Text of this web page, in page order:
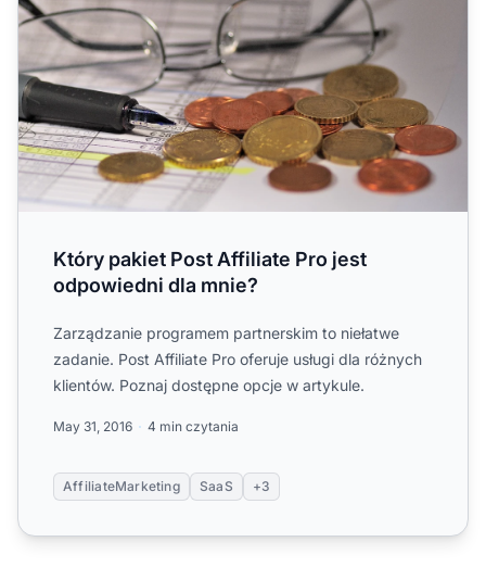
Który pakiet Post Affiliate Pro jest
odpowiedni dla mnie?
Zarządzanie programem partnerskim to niełatwe
zadanie. Post Affiliate Pro oferuje usługi dla różnych
klientów. Poznaj dostępne opcje w artykule.
May 31, 2016 4 min czytania
AffiliateMarketing SaaS +3